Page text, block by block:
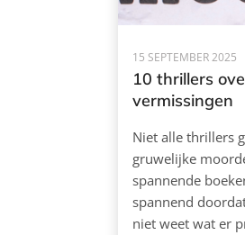
15 SEPTEMBER 2025
10 thrillers
vermissingen
Niet alle thrillers
gruwelijke
spannende
spannend
niet weet wat er